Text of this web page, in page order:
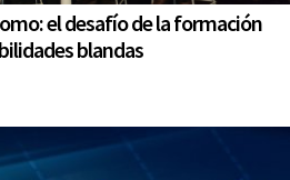
el desafío de la formación
blandas